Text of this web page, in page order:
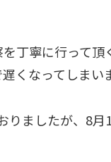
丁寧に行って頂
くなってしまい
りましたが、8月